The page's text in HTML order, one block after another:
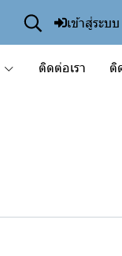
เข้าสู่ระบบ
ติดต่อเรา ติ